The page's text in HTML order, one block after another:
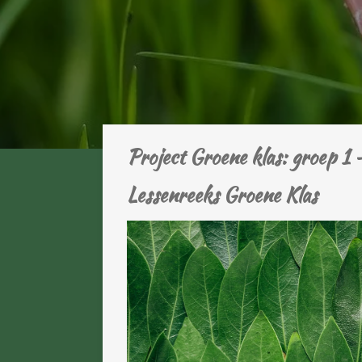
Project Groene klas: groep 1
Lessenreeks Groene Klas